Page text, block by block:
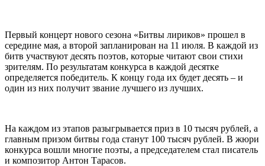
Первый концерт нового сезона «Битвы лириков» прошел в
середине мая, а второй запланирован на 11 июля. В каждой из
битв участвуют десять поэтов, которые читают свои стихи
зрителям. По результатам конкурса в каждой десятке
определяется победитель. К концу года их будет десять – и
один из них получит звание лучшего из лучших.
На каждом из этапов разыгрывается приз в 10 тысяч рублей, а
главным призом битвы года станут 100 тысяч рублей. В жюри
конкурса вошли многие поэты, а председателем стал писатель
и композитор Антон Тарасов.